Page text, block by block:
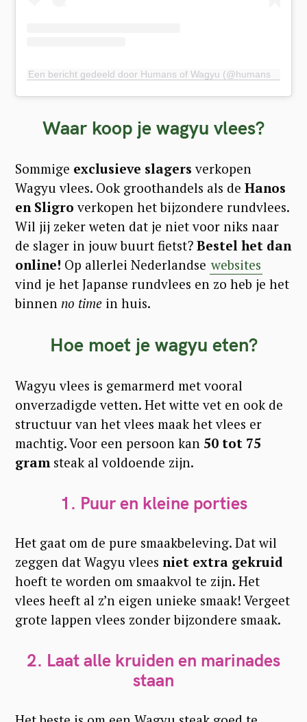
Waar koop je wagyu vlees?
Sommige exclusieve slagers verkopen
Wagyu vlees. Ook groothandels als de Hanos
en Sligro verkopen het bijzondere rundvlees.
Wil jij zeker weten dat je niet voor niks naar
de slager in jouw buurt fietst? Bestel het dan
online! Op allerlei Nederlandse websites
vind je het Japanse rundvlees en zo heb je het
binnen no time in huis.
Hoe moet je wagyu eten?
Wagyu vlees is gemarmerd met vooral
onverzadigde vetten. Het witte vet en ook de
structuur van het vlees maak het vlees er
machtig. Voor een persoon kan 50 tot 75
gramsteak al voldoende zijn.
1. Puur en kleine porties
Het gaat om de pure smaakbeleving. Dat wil
zeggen dat Wagyu vlees niet extra gekruid
hoeft te worden om smaakvol te zijn. Het
vlees heeft al z’n eigen unieke smaak! Vergeet
grote lappen vlees zonder bijzondere smaak.
2. Laat alle kruiden en marinades
staan